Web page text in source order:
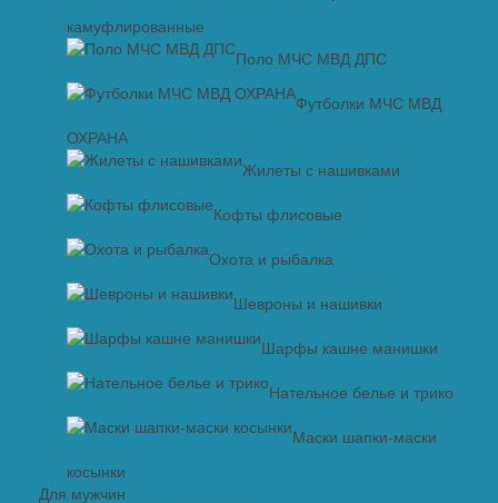
камуфлированные
Поло МЧС МВД ДПС
Футболки МЧС МВД
ОХРАНА
Жилеты с нашивками
Кофты флисовые
Охота и рыбалка
Шевроны и нашивки
Шарфы кашне манишки
Нательное белье и трико
Маски шапки-маски
косынки
Для мужчин